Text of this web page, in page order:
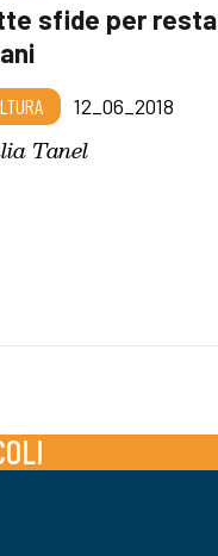
sfide per
12_06_2018
Tanel